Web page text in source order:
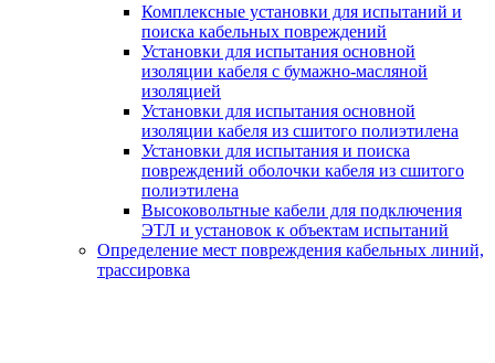
Комплексные установки для испытаний и
поиска кабельных повреждений
Установки для испытания основной
изоляции кабеля с бумажно-масляной
изоляцией
Установки для испытания основной
изоляции кабеля из сшитого полиэтилена
Установки для испытания и поиска
повреждений оболочки кабеля из сшитого
полиэтилена
Высоковольтные кабели для подключения
ЭТЛ и установок к объектам испытаний
Определение мест повреждения кабельных линий,
трассировка